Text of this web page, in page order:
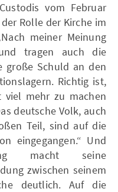
vom Februar
Rolle der Kirche im
meiner Meinung
tragen auch die
große Schuld an den
Richtig ist,
viel mehr zu machen
deutsche Volk, auch
Teil, sind auf die
eingegangen.“ Und
macht seine
zwischen seinem
deutlich. Auf die